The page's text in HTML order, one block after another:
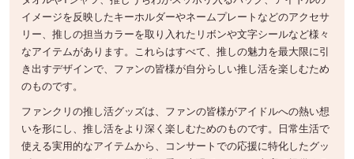
イメージを反映したキーホルダーやネームプレートなどのアクセサ
リー、推しの担当カラーを取り入れたリボンや文字シールなど様々
なアイテムがあります。これらはすべて、推しの魅力を最大限に引
き出すデザインで、ファンの皆様が自分らしい推し活を楽しむため
のものです。
ファンクリの推し活グッズは、ファンの皆様がアイドルへの熱い想
いを形にし、推し活をより深く楽しむためのものです。日常生活で
使える実用的なアイテムから、コンサートでの応援に特化したグッ